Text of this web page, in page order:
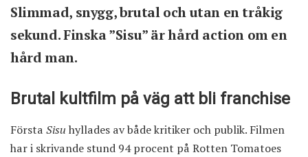
Slimmad, snygg, brutal och utan en tråkig
sekund. Finska ”Sisu” är hård action om en
hård man.
Brutal kultfilm på väg att bli franchise
Första Sisu hyllades av både kritiker och publik. Filmen
har i skrivande stund 94 procent på Rotten Tomatoes